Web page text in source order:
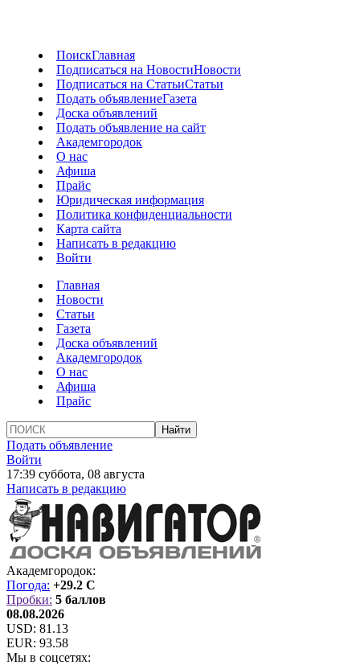
ПоискГлавная
Подписаться на НовостиНовости
Подписаться на СтатьиСтатьи
Подать объявлениеГазета
Доска объявлений
Подать объявление на сайт
Академгородок
О нас
Афиша
Прайс
Юридическая информация
Политика конфиденциальности
Карта сайта
Написать в редакцию
Войти
Главная
Новости
Статьи
Газета
Доска объявлений
Академгородок
О нас
Афиша
Прайс
Подать объявление
Войти
17:39 суббота, 08 августа
Написать в редакцию
Академгородок:
Погода: +29.2 C
Пробки: 5 баллов
08.08.2026
USD: 81.13
EUR: 93.58
Мы в соцсетях: